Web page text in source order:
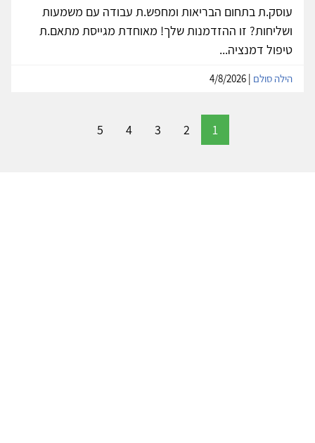
עוסק.ת בתחום הבריאות ומחפש.ת עבודה עם משמעות
ושליחות? זו ההזדמנות שלך! מאוחדת מגייסת מתאם.ת
טיפול דמנציה...
הילה סולם
1
2
3
4
5